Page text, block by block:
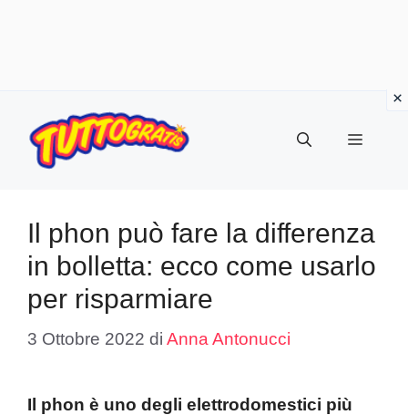
contenuto
Menu
Il phon può fare la differenza
in bolletta: ecco come usarlo
per risparmiare
3 Ottobre 2022 di Anna Antonucci
Il phon è uno degli elettrodomestici più